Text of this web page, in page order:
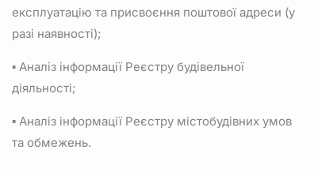
експлуатацію та присвоєння поштової адреси (у
разі наявності);
▪ Аналіз інформації Реєстру будівельної
діяльності;
▪ Аналіз інформації Реєстру містобудівних умов
та обмежень.